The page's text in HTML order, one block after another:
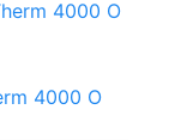
4000 O